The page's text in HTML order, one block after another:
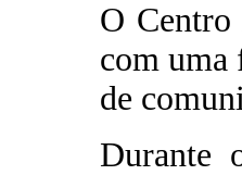
O Centro
com uma
de
Durante